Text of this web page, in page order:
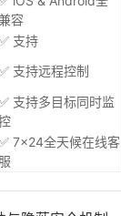
容
支持
支持远程控制
支持多目标同时监
7×24全天候在线客
服